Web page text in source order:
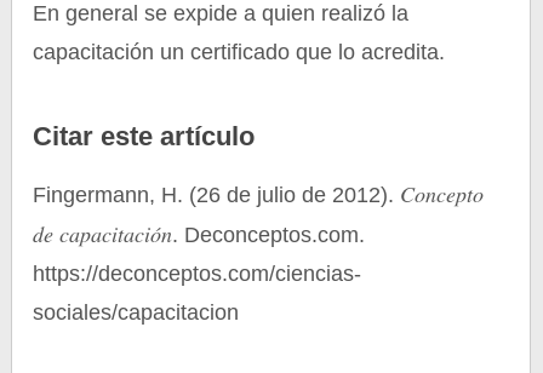
En general se expide a quien realizó la
capacitación un certificado que lo acredita.
Citar este artículo
Fingermann, H. (26 de julio de 2012). Concepto
de capacitación. Deconceptos.com.
https://deconceptos.com/ciencias-
sociales/capacitacion